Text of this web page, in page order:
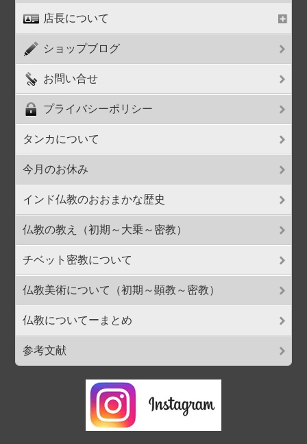
店長について
ショップブログ
お問い合せ
プライバシーポリシー
タンカについて
今月のお休み
インド仏教のおおまかな歴史
仏教の教え（初期～大乗～密教）
チベット密教について
仏教美術について（初期～顕教～密教）
仏教についてーまとめ
参考文献